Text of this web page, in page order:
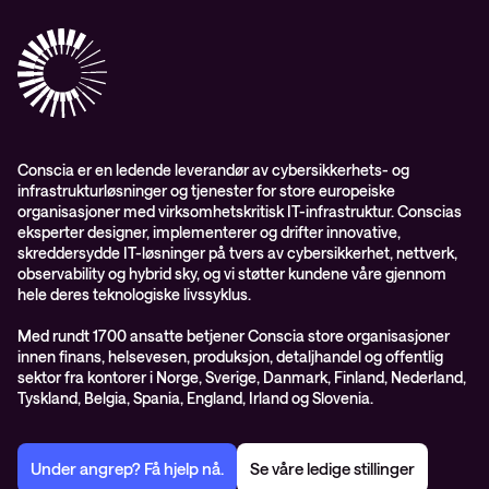
Conscia Education Services
Conscia er en ledende leverandør av cybersikkerhets- og
infrastrukturløsninger og tjenester for store europeiske
organisasjoner med virksomhetskritisk IT-infrastruktur. Conscias
eksperter designer, implementerer og drifter innovative,
skreddersydde IT-løsninger på tvers av cybersikkerhet, nettverk,
observability og hybrid sky, og vi støtter kundene våre gjennom
hele deres teknologiske livssyklus.
Med rundt 1700 ansatte betjener Conscia store organisasjoner
innen finans, helsevesen, produksjon, detaljhandel og offentlig
sektor fra kontorer i Norge, Sverige, Danmark, Finland, Nederland,
Tyskland, Belgia, Spania, England, Irland og Slovenia.
Under angrep? Få hjelp nå. Se våre ledige stillinger